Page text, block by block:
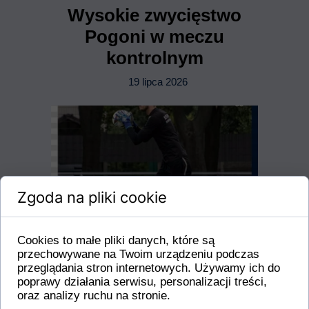
Wysokie zwycięstwo
Pogoni w meczu
kontrolnym
19 lipca 2026
Zgoda na pliki cookie
Cookies to małe pliki danych, które są
przechowywane na Twoim urządzeniu podczas
przeglądania stron internetowych. Używamy ich do
poprawy działania serwisu, personalizacji treści,
oraz analizy ruchu na stronie.